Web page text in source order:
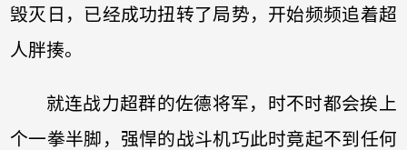
毁灭日，已经成功扭转了局势，开始频频追着超
人胖揍。
就连战力超群的佐德将军，时不时都会挨上
个一拳半脚，强悍的战斗机巧此时竟起不到任何